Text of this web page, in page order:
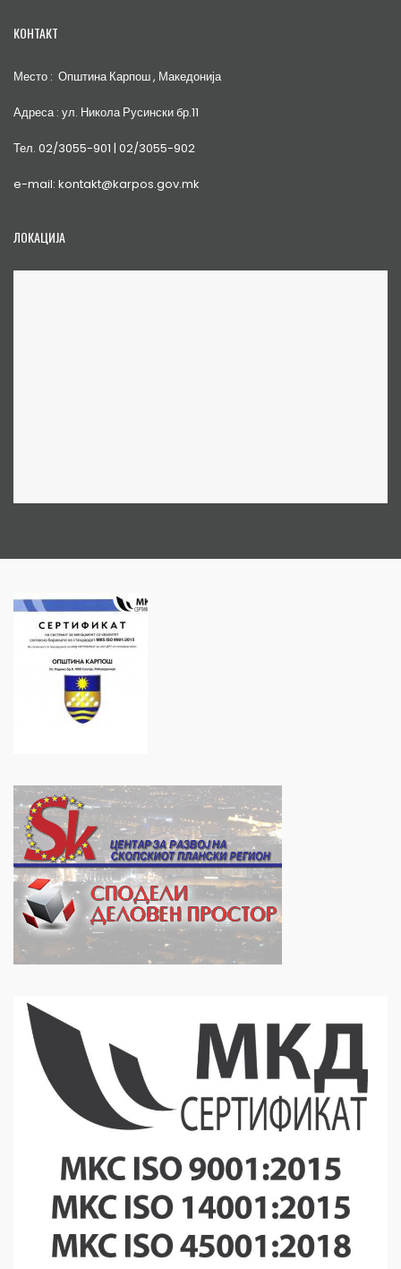
КОНТАКТ
Место : Општина Карпош , Македонија
Адреса : ул. Никола Русински бр.11
Тел. 02/3055-901 | 02/3055-902
e-mail: kontakt@karpos.gov.mk
ЛОКАЦИЈА